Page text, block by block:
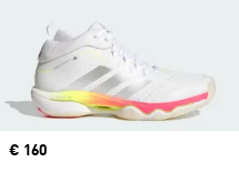
Price
€ 160